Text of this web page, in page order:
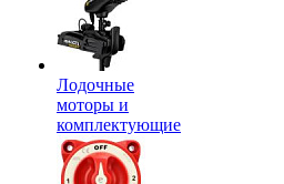
Лодочные
моторы и
комплектующие